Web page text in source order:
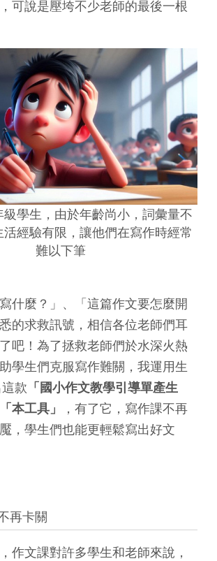
可說是壓垮不少老師的最後一根
學生，由於年齡尚小，詞彙量不
活經驗有限，讓他們在寫作時經常
難以下筆
什麼？」、「這篇作文要怎麼開
的求救訊號，相信各位老師們耳
吧！為了拯救老師們於水深火熱
學生們克服寫作難關，我運用生
款 「國小作文教學引導單產生
本工具」
，有了它，寫作課不再
，學生們也能更輕鬆寫出好文
再卡關
作文課對許多學生和老師來說，